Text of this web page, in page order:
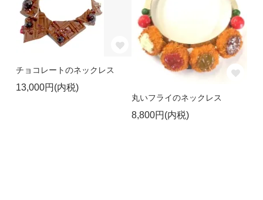
チョコレートのネックレス
13,000円(内税)
丸いフライのネックレス
8,800円(内税)